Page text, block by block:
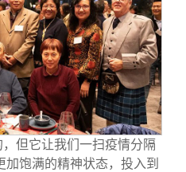
但它让我们一扫疫情分隔
饱满的精神状态，投入到